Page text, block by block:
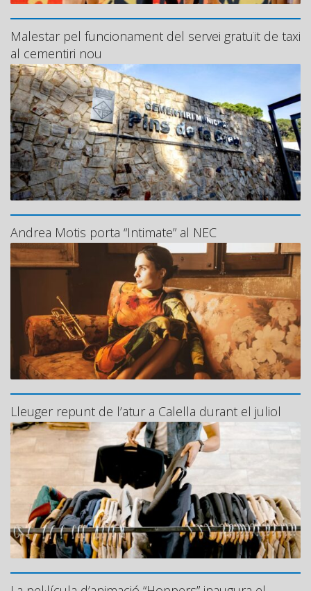
Malestar pel funcionament del servei gratuït de taxi
al cementiri nou
Andrea Motis porta “Intimate” al NEC
Lleuger repunt de l’atur a Calella durant el juliol